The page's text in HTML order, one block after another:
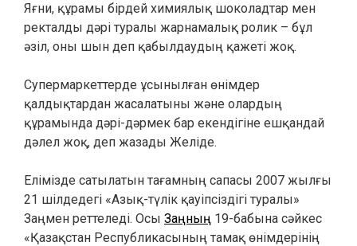
Яғни, құрамы бірдей химиялық шоколадтар мен
ректалды дәрі туралы жарнамалық ролик – бұл
әзіл, оны шын деп қабылдаудың қажеті жоқ.
Супермаркеттерде ұсынылған өнімдер
қалдықтардан жасалатыны және олардың
құрамында дәрі-дәрмек бар екендігіне ешқандай
дәлел жоқ, деп жазады Желіде.
Елімізде сатылатын тағамның сапасы 2007 жылғы
21 шілдедегі «Азық-түлік қауіпсіздігі туралы»
Заңмен реттеледі. Осы Заңның 19-бабына сәйкес
«Қазақстан Республикасының тамақ өнімдерінің